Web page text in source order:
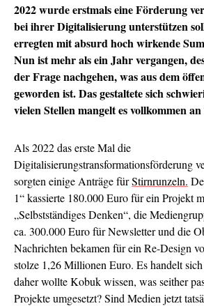
2022 wurde erstmals eine Förderung
bei ihrer Digitalisierung unterstützen
erregten mit absurd hoch wirkende
Nun ist mehr als ein Jahr vergangen,
der Frage nachgehen, was aus dem
geworden ist. Das gestaltete sich
vielen Stellen mangelt es vollkommen
Als 2022 das erste Mal die
Digitalisierungstransformationsförderung
sorgten einige Anträge fürStirnrunzeln.
1“ kassierte 180.000 Euro für ein Projekt
„Selbstständiges Denken“, die
ca. 300.000 Euro für Newsletter und die
Nachrichten bekamen für ein Re-Design
stolze 1,26 Millionen Euro. Es handelt
daher wollte Kobuk wissen, was seither
Projekte umgesetzt? Sind Medien jetzt